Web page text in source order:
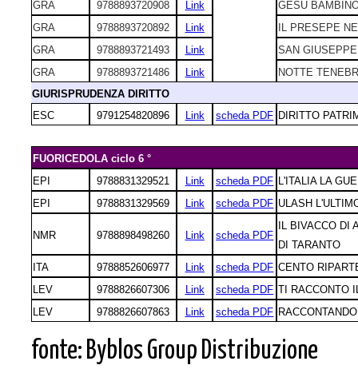
GRA 9788893720908 Link
GESÙ
GRA
9788893720892 Link
IL PRESEPE
GRA
9788893721493 Link
SAN GIUSEPPE
GRA
9788893721486 Link
NOTTE
GIURISPRUDENZA DIRITTO
ESC
9791254820896 Link scheda PDF DIRITTO
FUORICEDOLA ciclo 6 °
EPI
9788831329521 Link scheda PDF L'ITALIA LA
EPI
9788831329569 Link scheda PDF ULASH
NMR 9788898498260 Link scheda PDF
IL BIVACCO DI
DI TARANTO
ITA
9788852606977 Link scheda PDF CENTO
LEV
9788826607306 Link scheda PDF TI RACCONTO
LEV
9788826607863 Link scheda PDF
fonte: Byblos Group Distribuzione